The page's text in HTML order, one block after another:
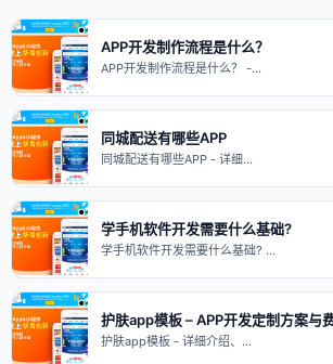
APP开发制作流程是什么？
APP开发制作流程是什么？ -…
同城配送有哪些APP
同城配送有哪些APP - 详细…
学手机软件开发需要什么基础?
学手机软件开发需要什么基础? …
护肤app模板 – APP开发定制方案与
护肤app模板 - 详细介绍、…